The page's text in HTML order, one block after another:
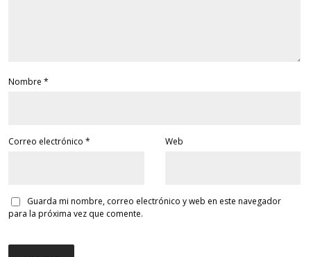
Nombre *
Correo electrónico * Web
Guarda mi nombre, correo electrónico y web en este navegador
para la próxima vez que comente.